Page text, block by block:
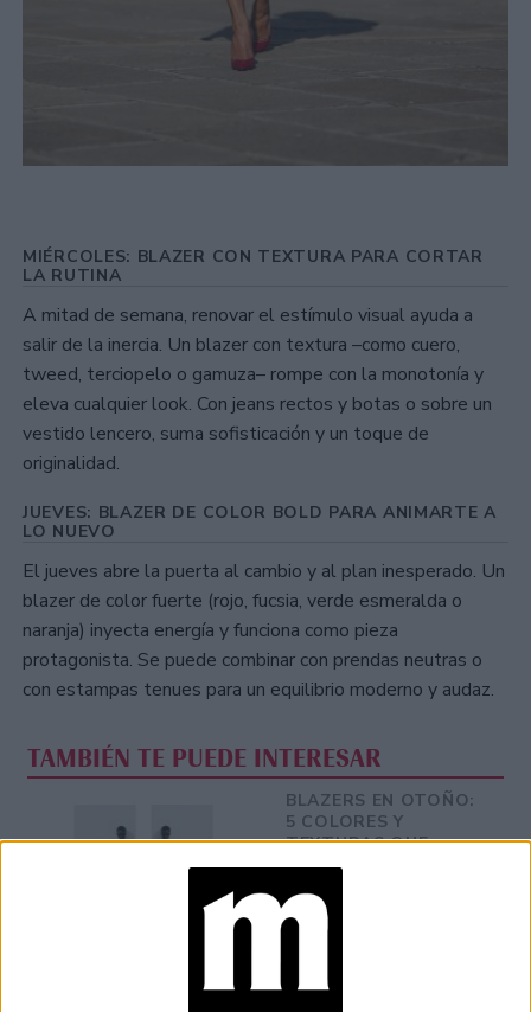
MIÉRCOLES: BLAZER CON TEXTURA PARA CORTAR
LA RUTINA
A mitad de semana, renovar el estímulo visual ayuda a
salir de la inercia. Un blazer con textura –como cuero,
tweed, terciopelo o gamuza– rompe con la monotonía y
eleva cualquier look. Con jeans rectos y botas o sobre un
vestido lencero, suma sofisticación y un toque de
originalidad.
JUEVES: BLAZER DE COLOR BOLD PARA ANIMARTE A
LO NUEVO
El jueves abre la puerta al cambio y al plan inesperado. Un
blazer de color fuerte (rojo, fucsia, verde esmeralda o
naranja) inyecta energía y funciona como pieza
protagonista. Se puede combinar con prendas neutras o
con estampas tenues para un equilibrio moderno y audaz.
TAMBIÉN TE PUEDE INTERESAR
BLAZERS EN OTOÑO:
5 COLORES Y
TEXTURAS QUE
MARCAN LA
PARA LA